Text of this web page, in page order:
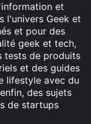
et
l'univers Geek et
et pour des
geek et tech,
tests de produits
et des guides
lifestyle avec du
des sujets
de startups